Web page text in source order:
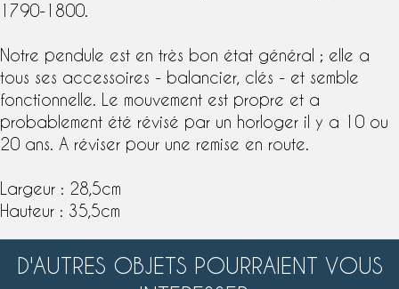
1790-1800.
Notre pendule est en très bon état général ; elle a
tous ses accessoires - balancier, clés - et semble
fonctionnelle. Le mouvement est propre et a
probablement été révisé par un horloger il y a 10 ou
20 ans. A réviser pour une remise en route.
Largeur : 28,5cm
Hauteur : 35,5cm
D'AUTRES OBJETS POURRAIENT VOUS